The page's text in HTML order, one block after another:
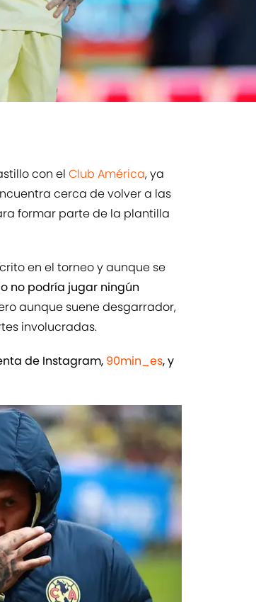
con el Club América, ya
cerca de volver a las
formar parte de la plantilla
en el torneo y aunque se
no podría jugar ningún
aunque suene desgarrador,
involucradas.
de Instagram, 90min_es, y